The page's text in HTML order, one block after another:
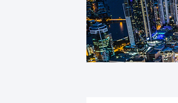
西班牙
马耳他
马来西亚